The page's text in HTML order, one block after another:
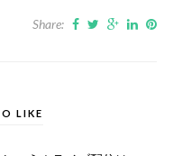
Share:
LIKE